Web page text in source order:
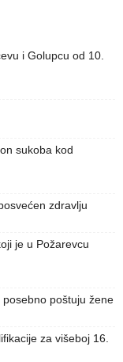
i Golupcu od 10.
sukoba kod
zdravlju
je u Požarevcu
poštuju žene
za višeboj 16.